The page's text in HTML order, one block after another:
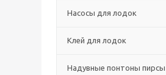
Насосы для лодок
Клей для лодок
Надувные понтоны пирсы